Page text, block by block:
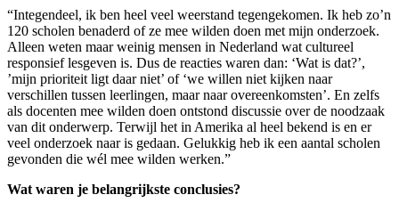
“Integendeel, ik ben heel veel weerstand tegengekomen. Ik heb zo’n
120 scholen benaderd of ze mee wilden doen met mijn onderzoek.
Alleen weten maar weinig mensen in Nederland wat cultureel
responsief lesgeven is. Dus de reacties waren dan: ‘Wat is dat?’,
’mijn prioriteit ligt daar niet’ of ‘we willen niet kijken naar
verschillen tussen leerlingen, maar naar overeenkomsten’. En zelfs
als docenten mee wilden doen ontstond discussie over de noodzaak
van dit onderwerp. Terwijl het in Amerika al heel bekend is en er
veel onderzoek naar is gedaan. Gelukkig heb ik een aantal scholen
gevonden die wél mee wilden werken.”
Wat waren je belangrijkste conclusies?